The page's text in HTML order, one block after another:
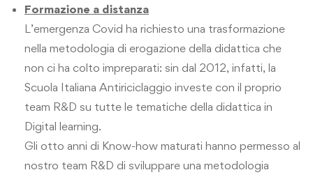
Formazione a distanza
L’emergenza Covid ha richiesto una trasformazione
nella metodologia di erogazione della didattica che
non ci ha colto impreparati: sin dal 2012, infatti, la
Scuola Italiana Antiriciclaggio investe con il proprio
team R&D su tutte le tematiche della didattica in
Digital learning.
Gli otto anni di Know-how maturati hanno permesso al
nostro team R&D di sviluppare una metodologia